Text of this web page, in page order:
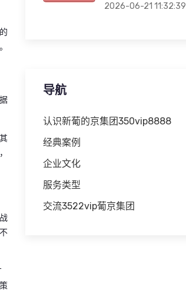
2026-06-21 11:32:39
导航
认识新葡的京集团350vip8888
经典案例
企业文化
服务类型
交流3522vip葡京集团